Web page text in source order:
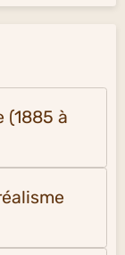
(1885 à